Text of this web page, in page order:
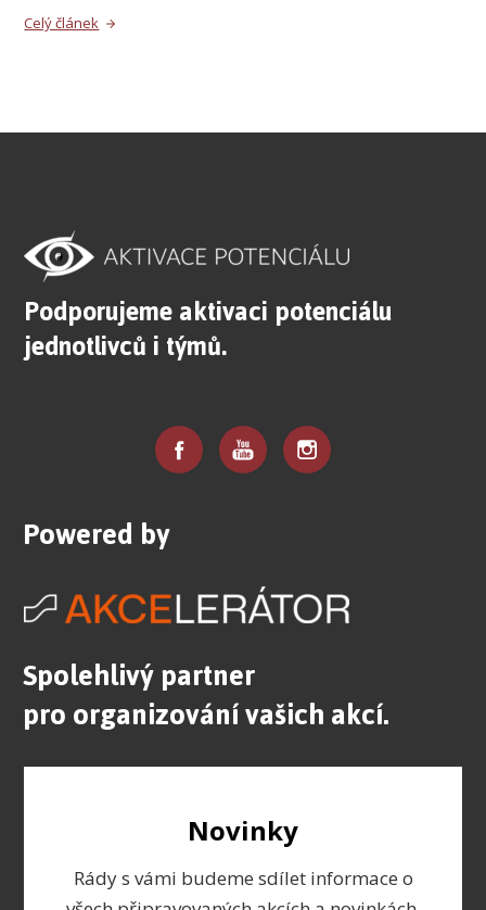
Celý článek
Podporujeme aktivaci potenciálu
jednotlivců i týmů.
Powered by
Spolehlivý partner
pro organizování vašich akcí.
Novinky
Rády s vámi budeme sdílet informace o